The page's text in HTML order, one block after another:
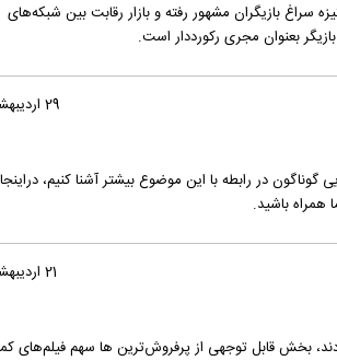
سراغ بازیگران مشهور رفته و بازار رقابت بین شبکه‌های
بعنوان مجری رکورد‌دار است.
29 اردیبهشت 1399
گوناگون در رابطه با این موضوع بیشتر آشنا کنیم،
باشید.
21 اردیبهشت 1399